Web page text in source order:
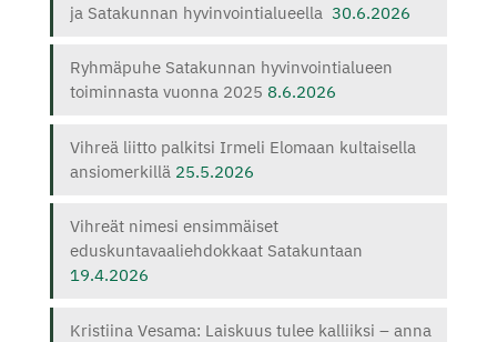
ja Satakunnan hyvinvointialueella 30.6.2026
Ryhmäpuhe Satakunnan hyvinvointialueen
toiminnasta vuonna 2025 8.6.2026
Vihreä liitto palkitsi Irmeli Elomaan kultaisella
ansiomerkillä 25.5.2026
Vihreät nimesi ensimmäiset
eduskuntavaaliehdokkaat Satakuntaan
19.4.2026
Kristiina Vesama: Laiskuus tulee kalliiksi – anna